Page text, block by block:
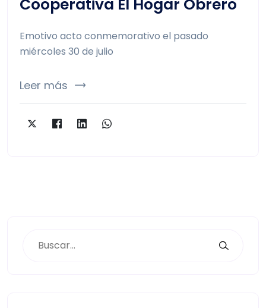
Cooperativa El Hogar Obrero
Emotivo acto conmemorativo el pasado
miércoles 30 de julio
Leer más